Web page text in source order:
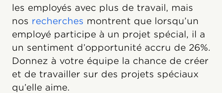
les employés avec plus de travail, mais
nos recherches montrent que lorsqu’un
employé participe à un projet spécial, il a
un sentiment d’opportunité accru de 26%.
Donnez à votre équipe la chance de créer
et de travailler sur des projets spéciaux
qu’elle aime.